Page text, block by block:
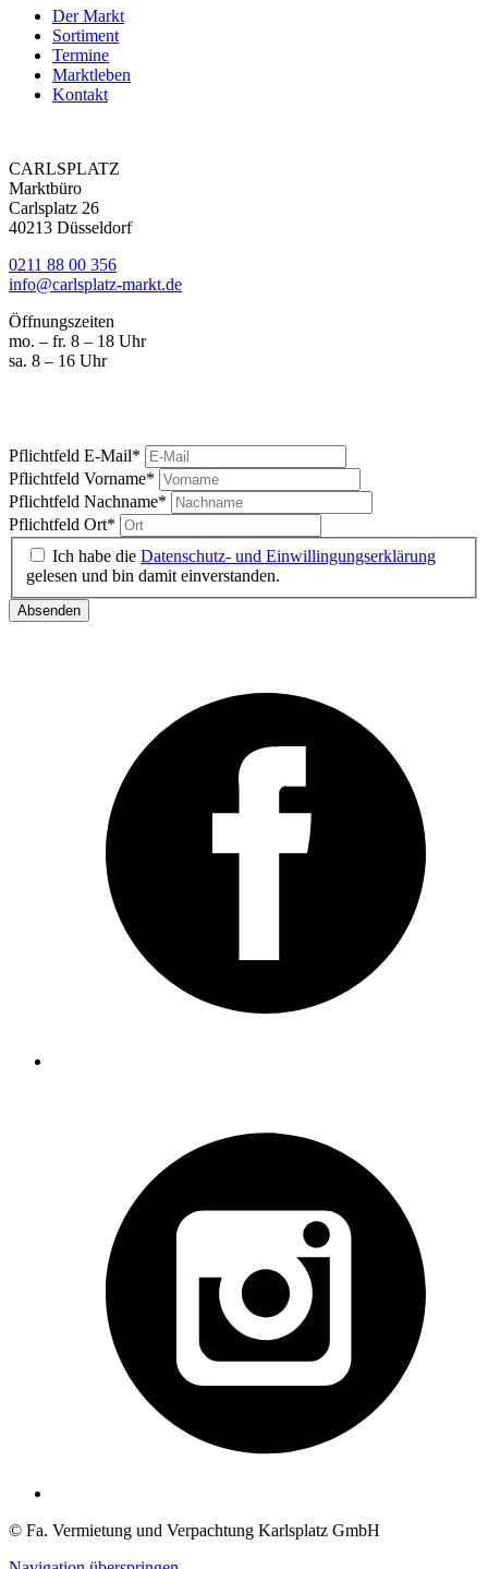
Der Markt
Sortiment
Termine
Marktleben
Kontakt
CARLSPLATZ
Marktbüro
Carlsplatz 26
40213 Düsseldorf
0211 88 00 356
info@carlsplatz-markt.de
Öffnungszeiten
mo. – fr. 8 – 18 Uhr
sa. 8 – 16 Uhr
Pflichtfeld E-Mail*
Pflichtfeld Vorname*
Pflichtfeld Nachname*
Pflichtfeld Ort*
Ich habe die Datenschutz- und Einwillingungserklärung
gelesen und bin damit einverstanden.
Absenden
© Fa. Vermietung und Verpachtung Karlsplatz GmbH